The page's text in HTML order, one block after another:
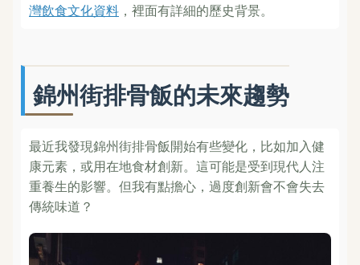
灣飲食文化資料 ，裡面有詳細的歷史背景。
錦州街排骨飯的未來趨勢
最近我發現錦州街排骨飯開始有些變化，比如加入健
康元素，或用在地食材創新。這可能是受到現代人注
重養生的影響。但我有點擔心，過度創新會不會失去
傳統味道？